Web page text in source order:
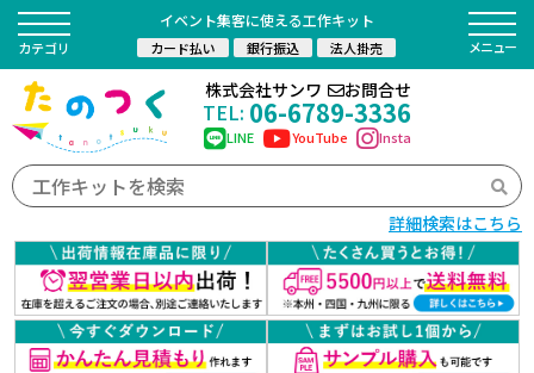
イベント集客に使える工作キット
カード払い 銀行振込 法人掛売
詳細検索はこちら
株式会社サンワ お問合せ
TEL: 06-6789-3336
LINE YouTube Insta
カテゴリ